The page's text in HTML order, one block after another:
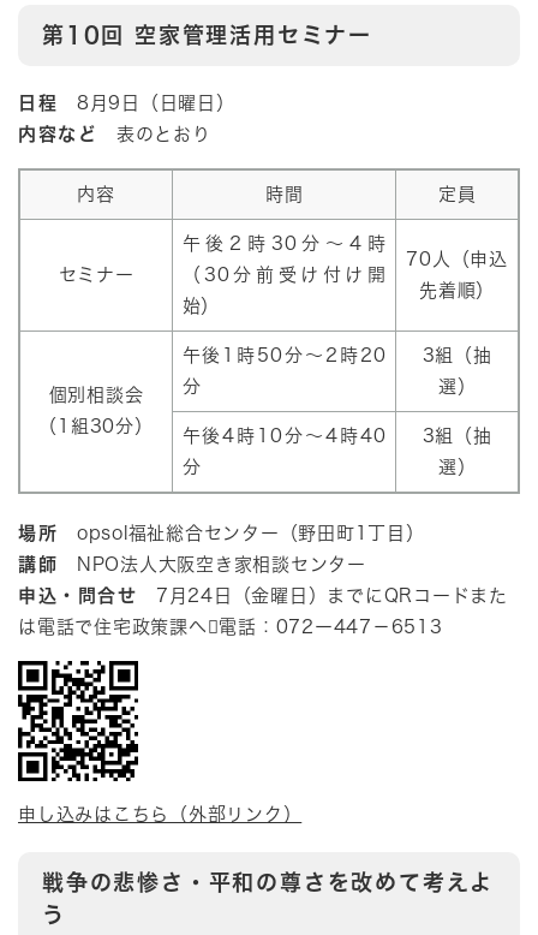
​​第10回 空家管理活用セミナー
日程 8月9日（日曜日）
内容など
表のとおり
内容 時間 定員
セミナー
午後2時30分～4時
（30分前受け付け開
始）
70人（申込
先着順）
個別相談会
（1組30分）
午後1時50分～2時20
分
3組（抽
選）
午後4時10分～4時40
分
3組（抽
選）
場所 opsol福祉総合センター（野田町1丁目）
講師 NPO法人大阪空き家相談センター
申込・問合せ 7月24日（金曜日）までにQRコードまた
は電話で住宅政策課へ電話：072ー447－6513
申し込みはこちら（外部リンク）
戦争の悲惨さ・平和の尊さを改めて考えよ
う